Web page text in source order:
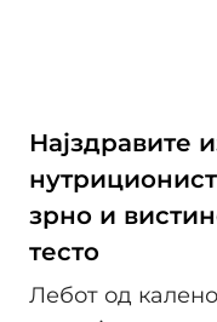
Најздравите
зрно и
тесто
Лебот од